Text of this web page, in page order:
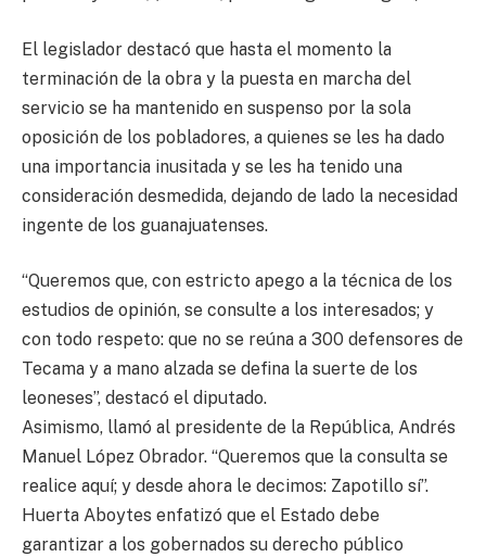
El legislador destacó que hasta el momento la
terminación de la obra y la puesta en marcha del
servicio se ha mantenido en suspenso por la sola
oposición de los pobladores, a quienes se les ha dado
una importancia inusitada y se les ha tenido una
consideración desmedida, dejando de lado la necesidad
ingente de los guanajuatenses.
“Queremos que, con estricto apego a la técnica de los
estudios de opinión, se consulte a los interesados; y
con todo respeto: que no se reúna a 300 defensores de
Tecama y a mano alzada se defina la suerte de los
leoneses”, destacó el diputado.
Asimismo, llamó al presidente de la República, Andrés
Manuel López Obrador. “Queremos que la consulta se
realice aquí; y desde ahora le decimos: Zapotillo sí”.
Huerta Aboytes enfatizó que el Estado debe
garantizar a los gobernados su derecho público